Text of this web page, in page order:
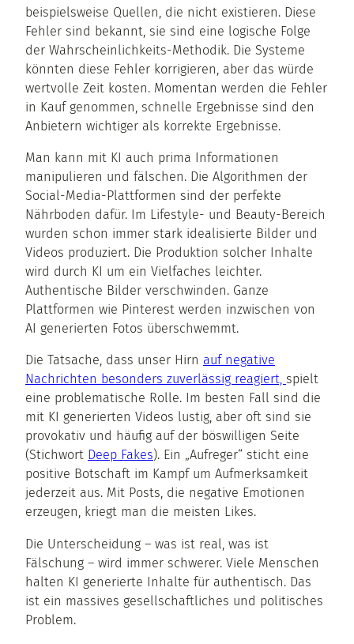
beispielsweise Quellen, die nicht existieren. Diese
Fehler sind bekannt, sie sind eine logische Folge
der Wahrscheinlichkeits-Methodik. Die Systeme
könnten diese Fehler korrigieren, aber das würde
wertvolle Zeit kosten. Momentan werden die Fehler
in Kauf genommen, schnelle Ergebnisse sind den
Anbietern wichtiger als korrekte Ergebnisse.
Man kann mit KI auch prima Informationen
manipulieren und fälschen. Die Algorithmen der
Social-Media-Plattformen sind der perfekte
Nährboden dafür. Im Lifestyle- und Beauty-Bereich
wurden schon immer stark idealisierte Bilder und
Videos produziert. Die Produktion solcher Inhalte
wird durch KI um ein Vielfaches leichter.
Authentische Bilder verschwinden. Ganze
Plattformen wie Pinterest werden inzwischen von
AI generierten Fotos überschwemmt.
Die Tatsache, dass unser Hirn auf negative
Nachrichten besonders zuverlässig reagiert, spielt
eine problematische Rolle. Im besten Fall sind die
mit KI generierten Videos lustig, aber oft sind sie
provokativ und häufig auf der böswilligen Seite
(Stichwort Deep Fakes). Ein „Aufreger“ sticht eine
positive Botschaft im Kampf um Aufmerksamkeit
jederzeit aus. Mit Posts, die negative Emotionen
erzeugen, kriegt man die meisten Likes.
Die Unterscheidung – was ist real, was ist
Fälschung – wird immer schwerer. Viele Menschen
halten KI generierte Inhalte für authentisch. Das
ist ein massives gesellschaftliches und politisches
Problem.